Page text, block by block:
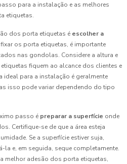
para a instalação e as melhores
etiquetas.
dos porta etiquetas é escolher a
os porta etiquetas, é importante
nas gondolas. Considere a altura e
fiquem ao alcance dos clientes e
ideal para a instalação é geralmente
isso pode variar dependendo do tipo
passo é preparar a superfície onde
Certifique-se de que a área esteja
Se a superfície estiver suja,
e, em seguida, seque completamente.
melhor adesão dos porta etiquetas,